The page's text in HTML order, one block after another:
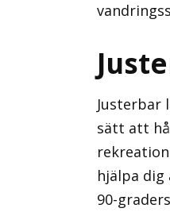
Justerbar
sätt att
hjälpa
90-